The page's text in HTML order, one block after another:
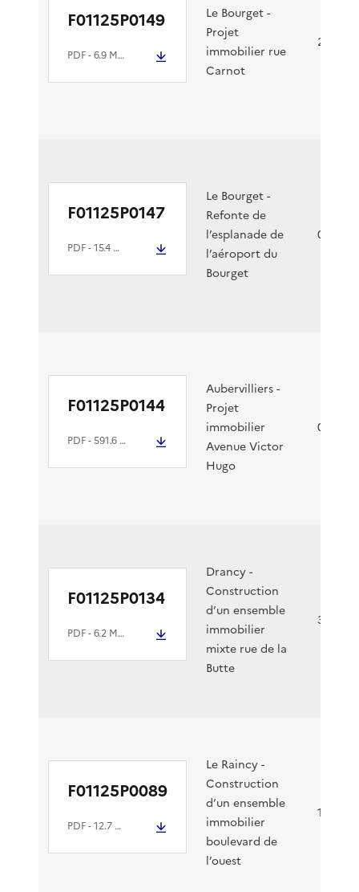
F01125P0149
PDF- 6.9 Mio
Le Bourget -
Projet
immobilier rue
Carnot
20/08/
F01125P0147
PDF- 15.4 Mio
Le Bourget -
Refonte de
l’esplanade de
l’aéroport du
Bourget
05/08/
F01125P0144
PDF- 591.6 kio
Aubervilliers -
Projet
immobilier
Avenue Victor
Hugo
05/08/
F01125P0134
PDF- 6.2 Mio
Drancy -
Construction
d’un ensemble
immobilier
mixte rue de la
Butte
30/07/
F01125P0089
PDF- 12.7 Mio
Le Raincy -
Construction
d’un ensemble
immobilier
boulevard de
l’ouest
19/05/